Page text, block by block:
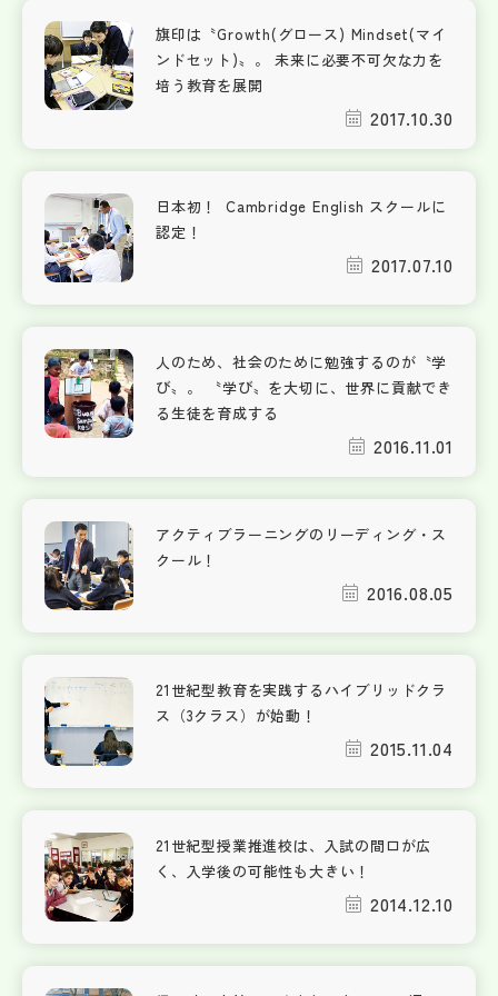
旗印は〝Growth(グロース) Mindset(マイ
ンドセット)〟。 未来に必要不可欠な力を
培う教育を展開
2017.10.30
日本初！ Cambridge English スクールに
認定！
2017.07.10
人のため、社会のために勉強するのが〝学
び〟。 〝学び〟を大切に、世界に貢献でき
る生徒を育成する
2016.11.01
アクティブラーニングのリーディング・ス
クール！
2016.08.05
21世紀型教育を実践するハイブリッドクラ
ス（3クラス）が始動！
2015.11.04
21世紀型授業推進校は、入試の間口が広
く、入学後の可能性も大きい！
2014.12.10